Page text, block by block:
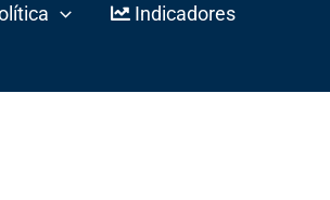
Indicadores